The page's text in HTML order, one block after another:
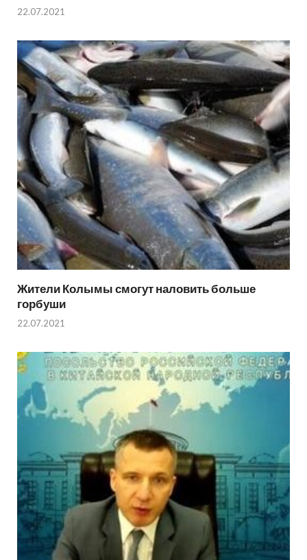
22.07.2021
Жители Колымы смогут наловить больше
горбуши
22.07.2021